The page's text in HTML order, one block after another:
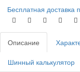
Бесплатная доставка
Описание
Шинный калькулятор